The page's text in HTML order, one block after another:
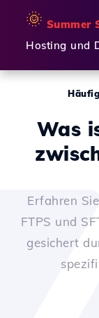
🌞 Summer
Hosting und
Was
Erfahren
FTPS und
gesichert